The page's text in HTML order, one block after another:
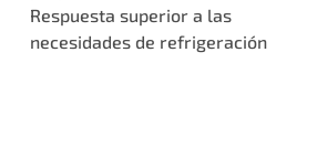
Respuesta superior a las
necesidades de refrigeración